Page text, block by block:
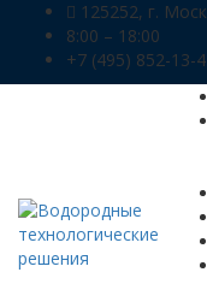
125252, г.
8:00 – 18:00
+7 (495) 852-13-